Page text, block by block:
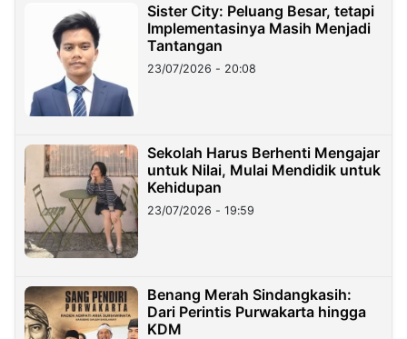
Sister City: Peluang Besar, tetapi
Implementasinya Masih Menjadi
Tantangan
23/07/2026 - 20:08
Sekolah Harus Berhenti Mengajar
untuk Nilai, Mulai Mendidik untuk
Kehidupan
23/07/2026 - 19:59
Benang Merah Sindangkasih:
Dari Perintis Purwakarta hingga
KDM